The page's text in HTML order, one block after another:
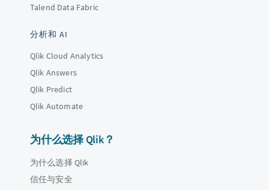
Talend Data Fabric
分析和 AI
Qlik Cloud Analytics
Qlik Answers
Qlik Predict
Qlik Automate
为什么选择 Qlik？
为什么选择 Qlik
信任与安全